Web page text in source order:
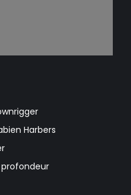
Harbers